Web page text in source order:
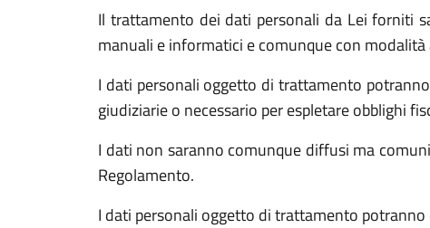
Il trattamento dei dati personali da Lei forniti
manuali e informatici e comunque con
I dati personali oggetto di trattamento
giudiziarie o necessario per espletare obblighi
I dati non saranno comunque diffusi ma
Regolamento.
I dati personali oggetto di trattamento